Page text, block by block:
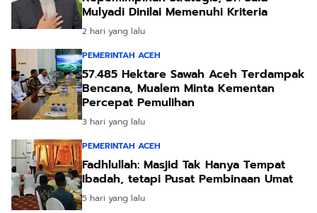
Mulyadi Dinilai Memenuhi Kriteria
2 hari yang lalu
PEMERINTAH ACEH
57.485 Hektare Sawah Aceh Terdampak
Bencana, Mualem Minta Kementan
Percepat Pemulihan
3 hari yang lalu
PEMERINTAH ACEH
Fadhlullah: Masjid Tak Hanya Tempat
Ibadah, tetapi Pusat Pembinaan Umat
5 hari yang lalu